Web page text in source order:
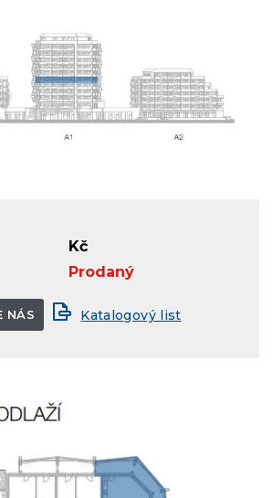
Kč
Prodaný
NÁS Katalogový list